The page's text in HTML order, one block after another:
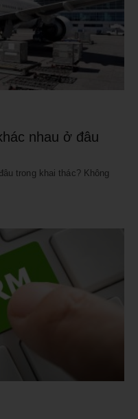
nhau ở đâu
trong khai thác? Không